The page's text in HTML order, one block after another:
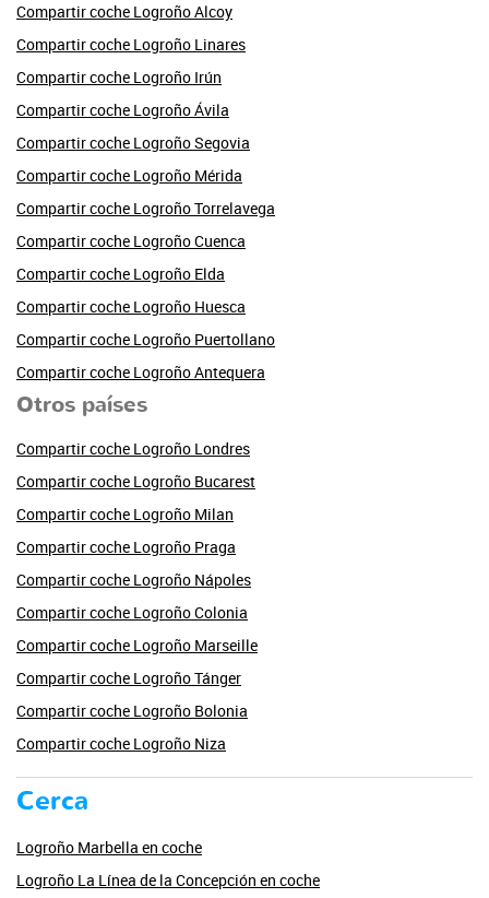
Compartir coche Logroño Alcoy
Compartir coche Logroño Linares
Compartir coche Logroño Irún
Compartir coche Logroño Ávila
Compartir coche Logroño Segovia
Compartir coche Logroño Mérida
Compartir coche Logroño Torrelavega
Compartir coche Logroño Cuenca
Compartir coche Logroño Elda
Compartir coche Logroño Huesca
Compartir coche Logroño Puertollano
Compartir coche Logroño Antequera
Otros países
Compartir coche Logroño Londres
Compartir coche Logroño Bucarest
Compartir coche Logroño Milan
Compartir coche Logroño Praga
Compartir coche Logroño Nápoles
Compartir coche Logroño Colonia
Compartir coche Logroño Marseille
Compartir coche Logroño Tánger
Compartir coche Logroño Bolonia
Compartir coche Logroño Niza
Cerca
Logroño Marbella en coche
Logroño La Línea de la Concepción en coche